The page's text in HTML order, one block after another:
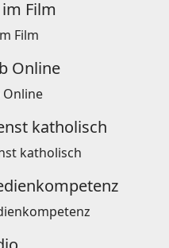
Film
katholisch